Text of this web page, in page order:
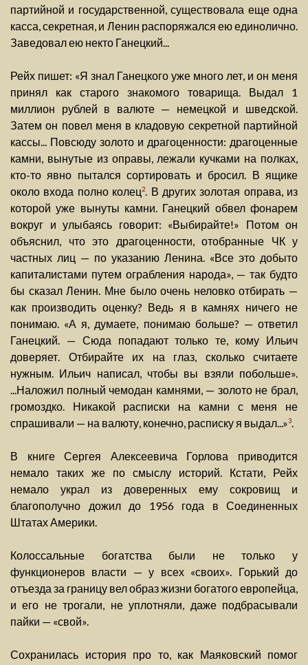
партийной и государственной, существовала еще одна
касса, секретная, и Ленин распоряжался ею единолично.
Заведовал ею некто Ганецкий...
Рейх пишет: «Я знал Ганецкого уже много лет, и он меня
принял как старого знакомого товарища. Выдал 1
миллион рублей в валюте — немецкой и шведской.
Затем он повел меня в кладовую секретной партийной
кассы... Повсюду золото и драгоценности: драгоценные
камни, вынутые из оправы, лежали кучками на полках,
кто-то явно пытался сортировать и бросил. В ящике
около входа полно колец2. В других золотая оправа, из
которой уже вынуты камни. Ганецкий обвел фонарем
вокруг и улыбаясь говорит: «Выбирайте!» Потом он
объяснил, что это драгоценности, отобранные ЧК у
частных лиц — по указанию Ленина. «Все это добыто
капиталистами путем ограбления народа», — так будто
бы сказал Ленин. Мне было очень неловко отбирать —
как производить оценку? Ведь я в камнях ничего не
понимаю. «А я, думаете, понимаю больше? — ответил
Ганецкий. — Сюда попадают только те, кому Ильич
доверяет. Отбирайте их на глаз, сколько считаете
нужным. Ильич написал, чтобы вы взяли побольше».
...Наложил полный чемодан камнями, — золото не брал,
громоздко. Никакой расписки на камни с меня не
спрашивали — на валюту, конечно, расписку я выдал...»3.
В книге Сергея Алексеевича Горлова приводится
немало таких же по смыслу историй. Кстати, Рейх
немало украл из доверенных ему сокровищ и
благополучно дожил до 1956 года в Соединенных
Штатах Америки.
Колоссальные богатства были не только у
функционеров власти — у всех «своих». Горький до
отъезда за границу вел образ жизни богатого европейца,
и его не трогали, не уплотняли, даже подбрасывали
пайки — «свой».
Сохранилась история про то, как Маяковский помог